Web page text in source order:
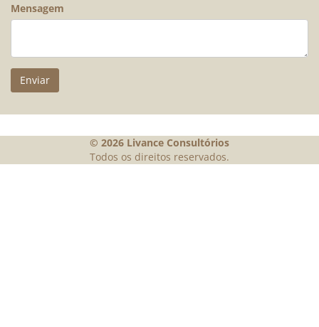
Mensagem
Enviar
© 2026 Livance Consultórios
Todos os direitos reservados.